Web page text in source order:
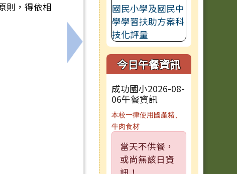
業Q&A」
則，得依相
下一筆：115年地方公職人員選舉中央
今日午餐資訊
成功國小2026-08-
06午餐資訊
本校一律使用國產豬、
牛肉食材
當天不供餐，
或尚無該日資